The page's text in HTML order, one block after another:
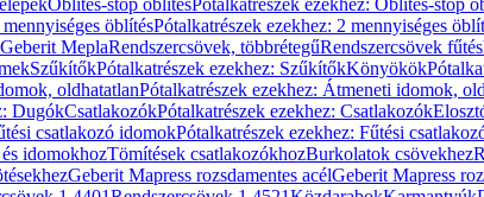
Öblítés-stop öblítésPótalkatrészek ezekhez: Öblítés-stop
mennyiséges öblítésPótalkatrészek ezekhez: 2 mennyiséges
Geberit MeplaRendszercsövek, többrétegűRendszercsövek
SzűkítőkPótalkatrészek ezekhez: SzűkítőkKönyökök
oldhatatlanPótalkatrészek ezekhez: Átmeneti idomok,
DugókCsatlakozókPótalkatrészek ezekhez: Csatlakozók
csatlakozó idomokPótalkatrészek ezekhez: Fűtési
idomokhozTömítések csatlakozókhozBurkolatok csövekhez
Geberit Mapress rozsdamentes acélGeberit Mapress